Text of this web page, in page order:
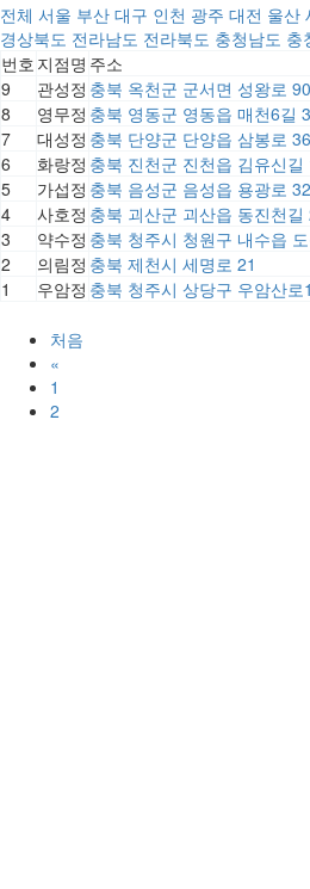
전체 서울 부산 대구 인천 광주 대전 울산
경상북도 전라남도 전라북도 충청남도 충
번호 지점명 주소
9
관성정 충북 옥천군 군서면 성왕로
8
영무정 충북 영동군 영동읍 매천6길
7
대성정 충북 단양군 단양읍 삼봉로
6
화랑정 충북 진천군 진천읍 김유신길
5
가섭정 충북 음성군 음성읍 용광로
4
사호정 충북 괴산군 괴산읍 동진천길
3
약수정 충북 청주시 청원구 내수읍
2
의림정 충북 제천시 세명로 21
1
우암정 충북 청주시 상당구 우암산로
처음
«
1
2